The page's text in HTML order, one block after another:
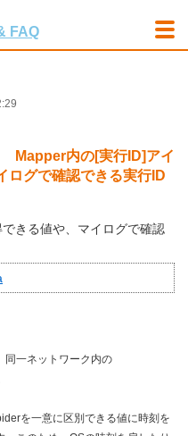
Mapper内の[実行ID]アイ
ログで確認できる実行ID
きる値や、マイログで確認
同一ネットワーク内の
を一意に区別できる値に時刻を